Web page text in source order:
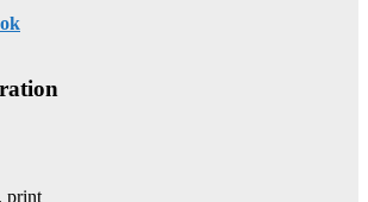
print